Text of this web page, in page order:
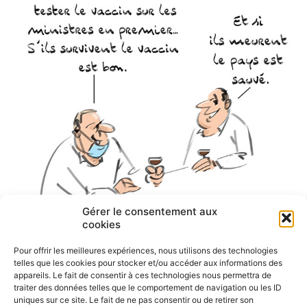
Gérer le consentement aux
cookies
Pour offrir les meilleures expériences, nous utilisons des technologies
telles que les cookies pour stocker et/ou accéder aux informations des
appareils. Le fait de consentir à ces technologies nous permettra de
traiter des données telles que le comportement de navigation ou les ID
uniques sur ce site. Le fait de ne pas consentir ou de retirer son